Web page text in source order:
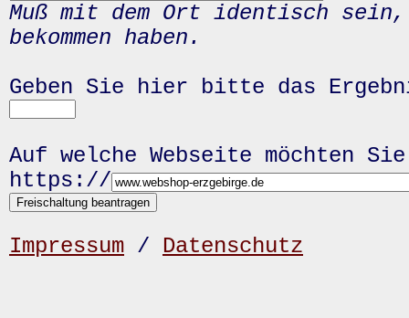
Muß mit dem Ort identisch
bekommen haben.
Geben Sie hier bitte das
Auf welche Webseite möchten
https://
Impressum / Datenschutz